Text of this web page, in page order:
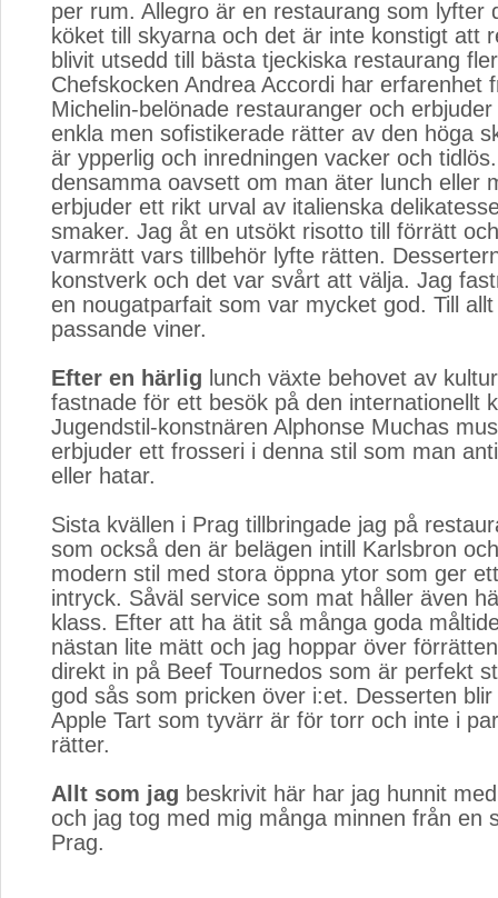
per rum. Allegro är en restaurang som lyfter
köket till skyarna och det är inte konstigt att
blivit utsedd till bästa tjeckiska restaurang
Chefskocken Andrea Accordi har erfarenhet
Michelin-belönade restauranger och
enkla men sofistikerade rätter av den höga
är ypperlig och inredningen vacker och
densamma oavsett om man äter lunch eller
erbjuder ett rikt urval av italienska
smaker. Jag åt en utsökt risotto till förrätt
varmrätt vars tillbehör lyfte rätten.
konstverk och det var svårt att välja. Jag
en nougatparfait som var mycket god. Till
passande viner.
Efter en härlig lunch växte behovet av
fastnade för ett besök på den internationellt
Jugendstil-konstnären Alphonse Muchas
erbjuder ett frosseri i denna stil som man
eller hatar.
Sista kvällen i Prag tillbringade jag på
som också den är belägen intill Karlsbron
modern stil med stora öppna ytor som ger
intryck. Såväl service som mat håller även
klass. Efter att ha ätit så många goda
nästan lite mätt och jag hoppar över
direkt in på Beef Tournedos som är perfekt
god sås som pricken över i:et. Desserten blir
Apple Tart som tyvärr är för torr och inte i
rätter.
Allt som jag beskrivit här har jag hunnit
och jag tog med mig många minnen från en
Prag.